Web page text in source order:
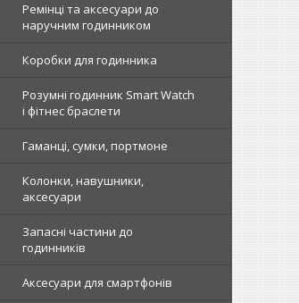
Ремінці та аксесуари до
наручним годинником
Коробки для годинника
Розумні годинник Smart Watch
і фітнес браслети
Гаманці, сумки, портмоне
Колонки, навушники,
аксесуари
Запасні частини до
годинників
Аксесуари для смартфонів